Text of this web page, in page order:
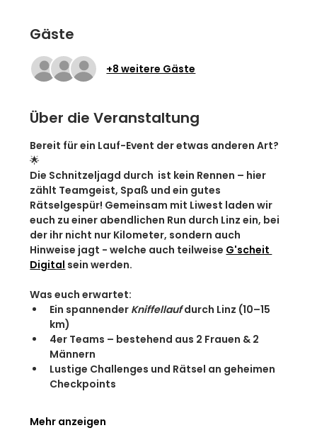
Gäste
+8 weitere Gäste
Über die Veranstaltung
Bereit für ein Lauf-Event der etwas anderen Art?
🌟
Die Schnitzeljagd durch  ist kein Rennen – hier
zählt Teamgeist, Spaß und ein gutes
Rätselgespür! Gemeinsam mit Liwest laden wir
euch zu einer abendlichen Run durch Linz ein, bei
der ihr nicht nur Kilometer, sondern auch
Hinweise jagt - welche auch teilweise G'scheit
Digital sein werden.
Was euch erwartet:
Ein spannender Kniffellauf durch Linz (10–15
km)
4er Teams – bestehend aus 2 Frauen & 2
Männern
Lustige Challenges und Rätsel an geheimen
Checkpoints
Mehr anzeigen